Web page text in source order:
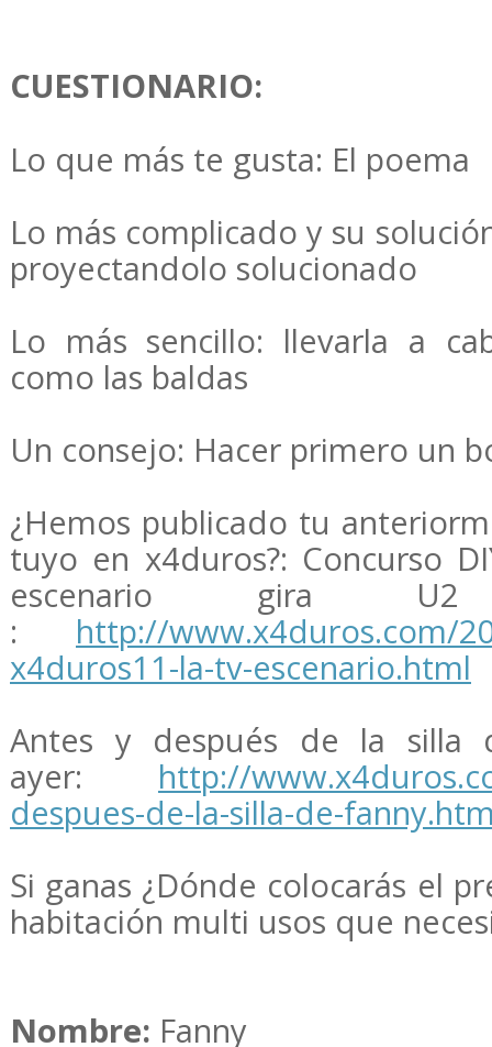
CUESTIONARIO:
Lo que más te gusta: El poema
Lo más complicado y su
proyectandolo solucionado
Lo más sencillo: llevarla a
como las baldas
Un consejo: Hacer primero un
¿Hemos publicado tu
tuyo en x4duros?: Concurso
escenario gira
: http://www.x4duros.com/
x4duros11-la-tv-escenario.html
Antes y después de la silla
ayer: http://
despues-de-la-silla-de-
Si ganas ¿Dónde colocarás el
habitación multi usos que
Nombre: Fanny